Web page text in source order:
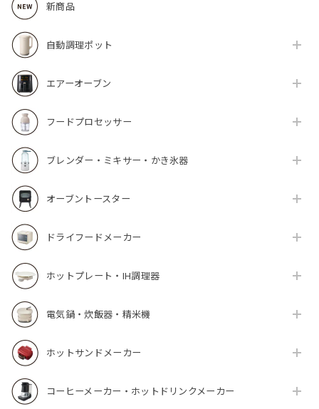
新商品
自動調理ポット
エアーオーブン
フードプロセッサー
ブレンダー・ミキサー・かき氷器
オーブントースター
ドライフードメーカー
ホットプレート・IH調理器
電気鍋・炊飯器・精米機
ホットサンドメーカー
コーヒーメーカー・ホットドリンクメーカー